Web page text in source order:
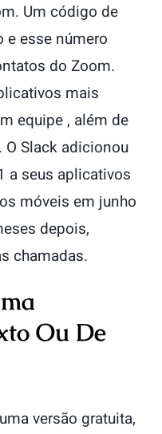
Um código de
e esse número
do Zoom.
mais
equipe , além de
Slack adicionou
a seus aplicativos
móveis em junho
depois,
chamadas.
Ou De
versão gratuita,